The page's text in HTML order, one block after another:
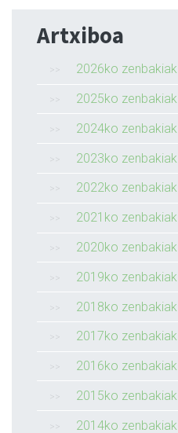
Artxiboa
2026ko zenbakiak
2025ko zenbakiak
2024ko zenbakiak
2023ko zenbakiak
2022ko zenbakiak
2021ko zenbakiak
2020ko zenbakiak
2019ko zenbakiak
2018ko zenbakiak
2017ko zenbakiak
2016ko zenbakiak
2015ko zenbakiak
2014ko zenbakiak